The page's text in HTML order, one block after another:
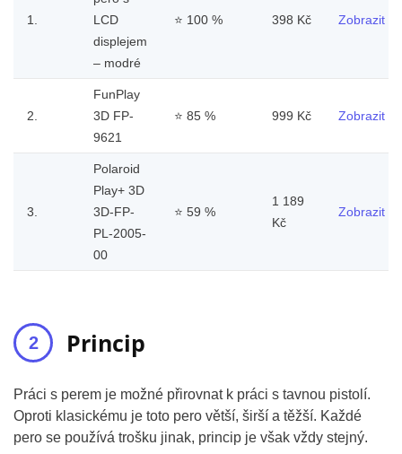
1.
LCD
displejem
– modré
⭐ 100 % 398 Kč Zobrazit
2.
FunPlay
3D FP-
9621
⭐ 85 % 999 Kč Zobrazit
3.
Polaroid
Play+ 3D
3D-FP-
PL-2005-
00
⭐ 59 %
1 189
Kč
Zobrazit
Princip
Práci s perem je možné přirovnat k práci s tavnou pistolí.
Oproti klasickému je toto pero větší, širší a těžší. Každé
pero se používá trošku jinak, princip je však vždy stejný.